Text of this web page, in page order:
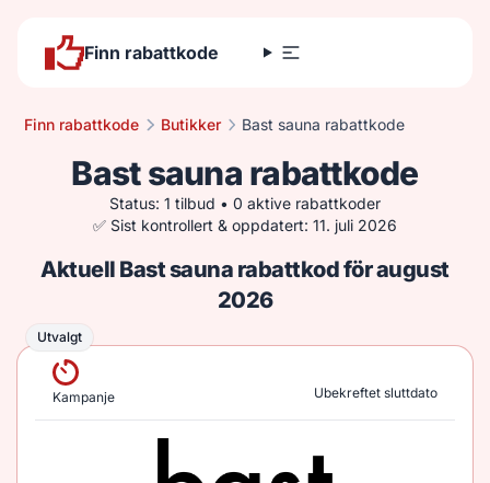
Finn rabattkode
Finn rabattkode Butikker Bast sauna rabattkode
Bast sauna rabattkode
Status: 1 tilbud • 0 aktive rabattkoder
✅ Sist kontrollert & oppdatert: 11. juli 2026
Aktuell Bast sauna rabattkod för august
2026
Utvalgt
Utvalgt
Kampanje Ubekreftet sluttdato